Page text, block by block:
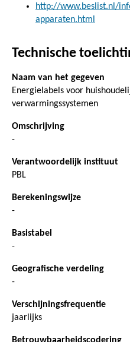
http://www.beslist.nl/
apparaten.html
Technische
Naam van het gegeven
Energielabels voor
verwarmingssystemen
Omschrijving
-
Verantwoordelijk instituut
PBL
Berekeningswijze
-
Basistabel
-
Geografische verdeling
-
Verschijningsfrequentie
jaarlijks